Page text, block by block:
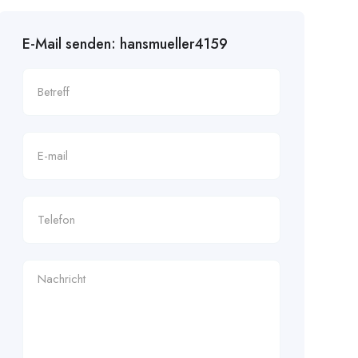
E-Mail senden: hansmueller4159